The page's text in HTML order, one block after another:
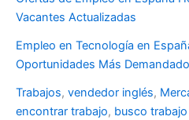
Vacantes Actualizadas
Empleo en Tecnología en
Oportunidades Más
Trabajos, vendedor inglés,
encontrar trabajo, busco